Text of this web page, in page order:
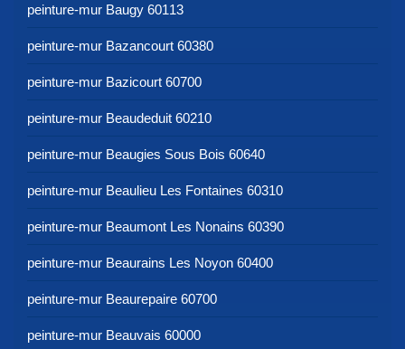
peinture-mur Baugy 60113
peinture-mur Bazancourt 60380
peinture-mur Bazicourt 60700
peinture-mur Beaudeduit 60210
peinture-mur Beaugies Sous Bois 60640
peinture-mur Beaulieu Les Fontaines 60310
peinture-mur Beaumont Les Nonains 60390
peinture-mur Beaurains Les Noyon 60400
peinture-mur Beaurepaire 60700
peinture-mur Beauvais 60000